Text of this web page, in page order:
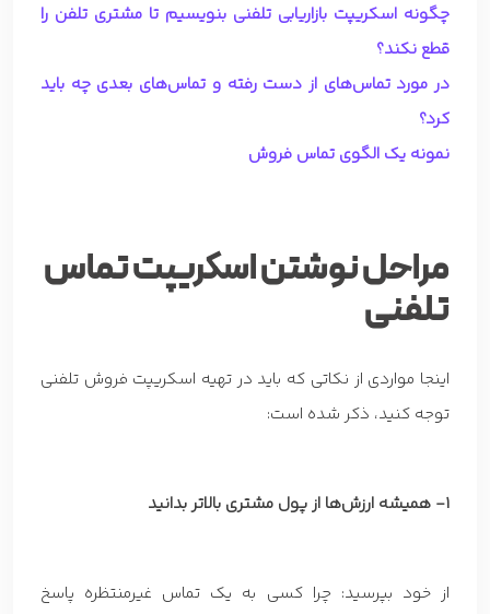
چگونه اسکریپت بازاریابی تلفنی بنویسیم تا مشتری تلفن را
قطع نکند؟
در مورد تماس‌های از دست رفته و تماس‌های بعدی چه باید
کرد؟
نمونه یک الگوی تماس فروش
مراحل نوشتن اسکریپت تماس
تلفنی
اینجا مواردی از نکاتی که باید در تهیه اسکریپت فروش تلفنی
توجه کنید، ذکر شده است:
1- همیشه ارزش‌ها از پول مشتری بالاتر بدانید
از خود بپرسید: چرا کسی به یک تماس غیرمنتظره پاسخ